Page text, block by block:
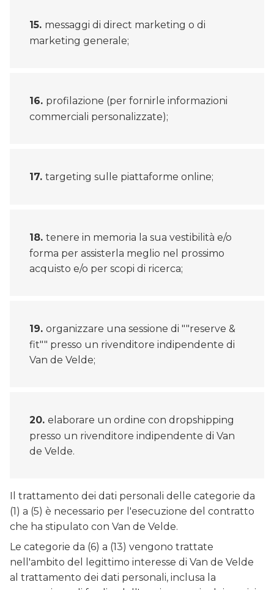
messaggi di direct marketing o di
marketing generale;
profilazione (per fornirle informazioni
commerciali personalizzate);
targeting sulle piattaforme online;
tenere in memoria la sua vestibilità e/o
forma per assisterla meglio nel prossimo
acquisto e/o per scopi di ricerca;
organizzare una sessione di ""reserve &
fit"" presso un rivenditore indipendente di
Van de Velde;
elaborare un ordine con dropshipping
presso un rivenditore indipendente di Van
de Velde.
Il trattamento dei dati personali delle categorie da
(1) a (5) è necessario per l'esecuzione del contratto
che ha stipulato con Van de Velde.
Le categorie da (6) a (13) vengono trattate
nell'ambito del legittimo interesse di Van de Velde
al trattamento dei dati personali, inclusa la